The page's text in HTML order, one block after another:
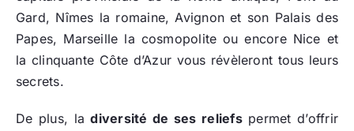
Gard, Nîmes la romaine, Avignon et son Palais des
Papes, Marseille la cosmopolite ou encore Nice et
la clinquante Côte d’Azur vous révèleront tous leurs
secrets.
De plus, ladiversité de ses reliefspermet d’offrir